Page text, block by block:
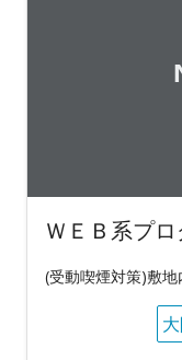
ＷＥＢ系プ
(受動喫煙対策)敷